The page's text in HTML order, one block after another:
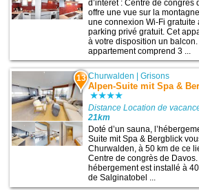
d’intérêt : Centre de congrès
offre une vue sur la
une connexion Wi-Fi gratuite
parking privé gratuit. Cet
à votre disposition un
appartement comprend 3 ...
13 Churwalden |Grisons
Alpen-Suite mit Spa &
Distance Location de
21km
Doté d’un sauna,
Suite mit Spa & Bergblick
Churwalden, à 50 km de ce
Centre de congrès de
hébergement est installé à
de Salginatobel ...